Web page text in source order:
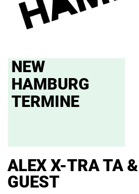
NEW
HAMBURG
TERMINE
ALEX X-TRA TA
GUEST